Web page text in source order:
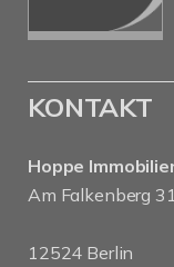
KONTAKT
Hoppe
Am Falkenberg 31
12524 Berlin